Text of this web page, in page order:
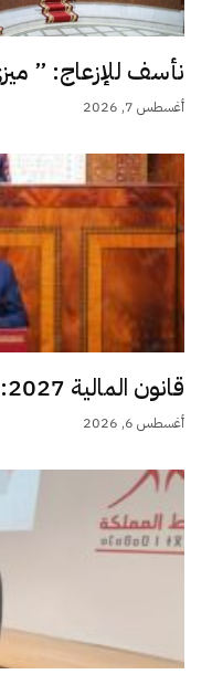
نأسف للإزعاج: ”
أغسطس 7, 2026
قانون المالية 2027: أخنوش يبقي على دعم...
أغسطس 6, 2026